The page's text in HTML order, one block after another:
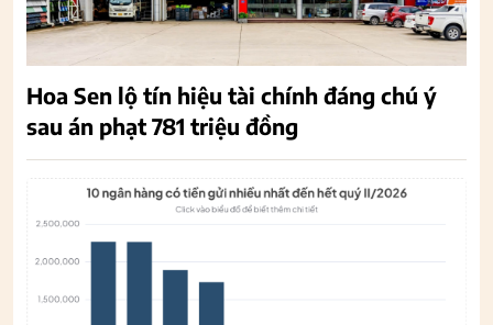
Hoa Sen lộ tín hiệu tài chính đáng chú ý
sau án phạt 781 triệu đồng